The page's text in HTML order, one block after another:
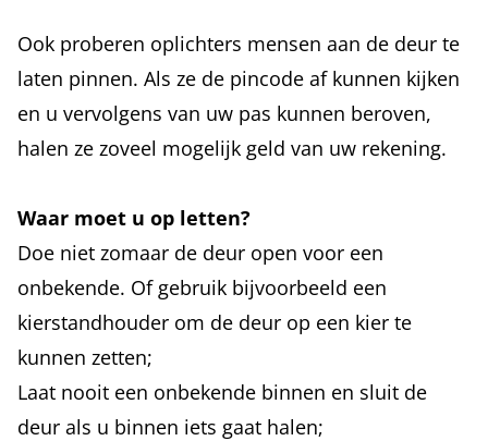
Ook proberen oplichters mensen aan de deur te
laten pinnen. Als ze de pincode af kunnen kijken
en u vervolgens van uw pas kunnen beroven,
halen ze zoveel mogelijk geld van uw rekening.
Waar moet u op letten?
Doe niet zomaar de deur open voor een
onbekende. Of gebruik bijvoorbeeld een
kierstandhouder om de deur op een kier te
kunnen zetten;
Laat nooit een onbekende binnen en sluit de
deur als u binnen iets gaat halen;